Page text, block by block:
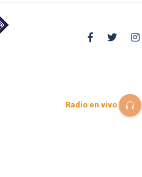
Radio en vivo